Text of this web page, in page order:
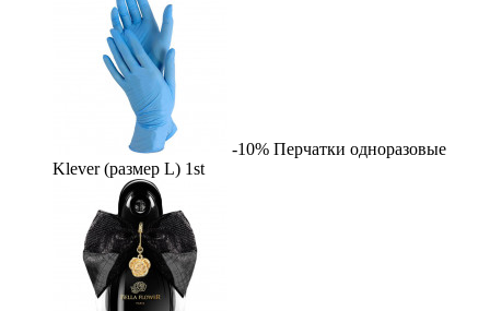
-10% Перчатки одноразовые
Klever (размер L) 1st